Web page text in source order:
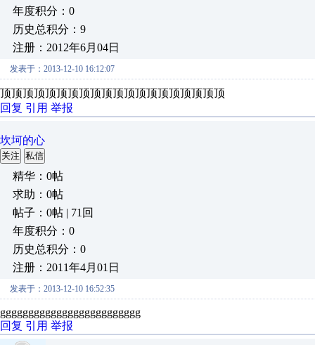
年度积分：0
历史总积分：9
注册：2012年6月04日
发表于：2013-12-10 16:12:07
顶顶顶顶顶顶顶顶顶顶顶顶顶顶顶顶顶顶顶顶
回复 引用 举报
坎坷的心
关注 私信
精华：0帖
求助：0帖
帖子：0帖 | 71回
年度积分：0
历史总积分：0
注册：2011年4月01日
发表于：2013-12-10 16:52:35
ggggggggggggggggggggggggg
回复 引用 举报